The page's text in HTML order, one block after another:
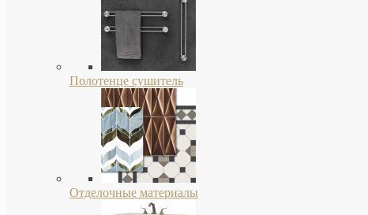
Полотенце сушитель
Отделочные материалы